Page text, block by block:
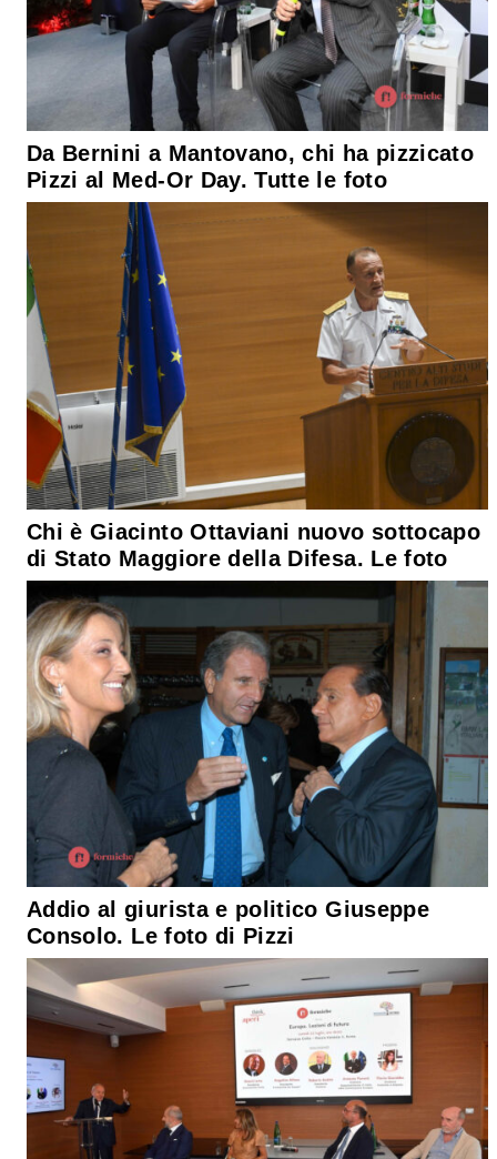
Da Bernini a Mantovano, chi ha pizzicato
Pizzi al Med-Or Day. Tutte le foto
Chi è Giacinto Ottaviani nuovo sottocapo
di Stato Maggiore della Difesa. Le foto
Addio al giurista e politico Giuseppe
Consolo. Le foto di Pizzi